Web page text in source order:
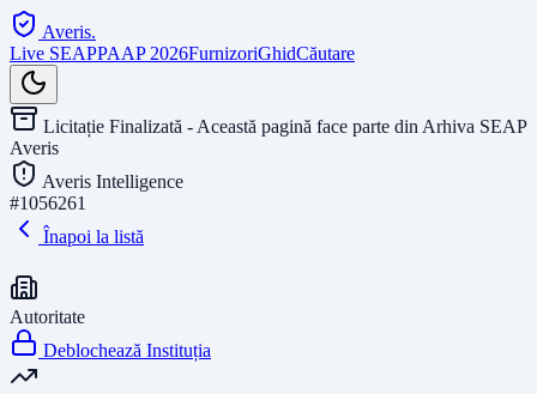
Averis.
Live SEAPPAAP 2026FurnizoriGhidCăutare
Licitație Finalizată - Această pagină face parte din Arhiva SEAP
Averis
Averis Intelligence
#1056261
Înapoi la listă
Autoritate
Deblochează Instituția